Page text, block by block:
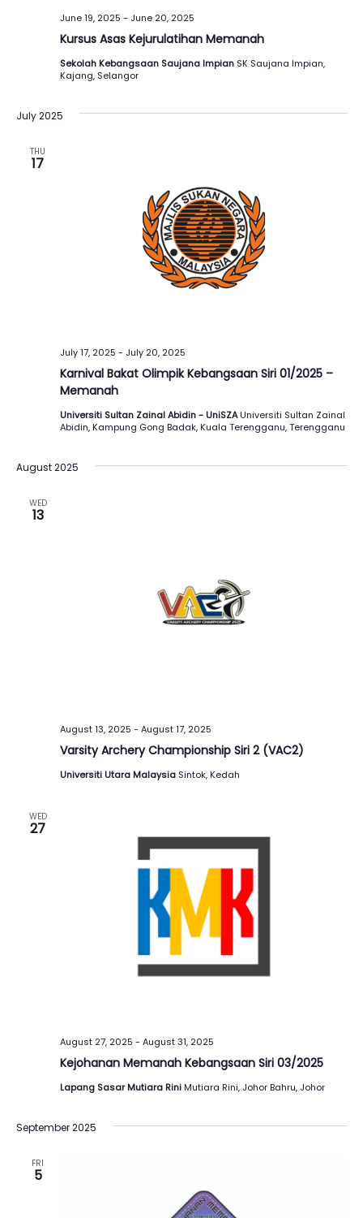
Kursus Asas Kejurulatihan Memanah
June 19, 2025 - June 20, 2025
Sekolah Kebangsaan Saujana Impian SK Saujana Impian,
Kajang, Selangor
July 2025
THU
17
Karnival Bakat Olimpik Kebangsaan Siri 01/2025 –
Memanah
July 17, 2025 - July 20, 2025
Universiti Sultan Zainal Abidin - UniSZAUniversiti Sultan Zainal
Abidin, Kampung Gong Badak, Kuala Terengganu, Terengganu
August 2025
WED
13
Varsity Archery Championship Siri 2 (VAC2)
August 13, 2025 - August 17, 2025
Universiti Utara Malaysia Sintok, Kedah
WED
27
Kejohanan Memanah Kebangsaan Siri 03/2025
August 27, 2025 - August 31, 2025
Lapang Sasar Mutiara Rini Mutiara Rini, Johor Bahru, Johor
September 2025
FRI
5